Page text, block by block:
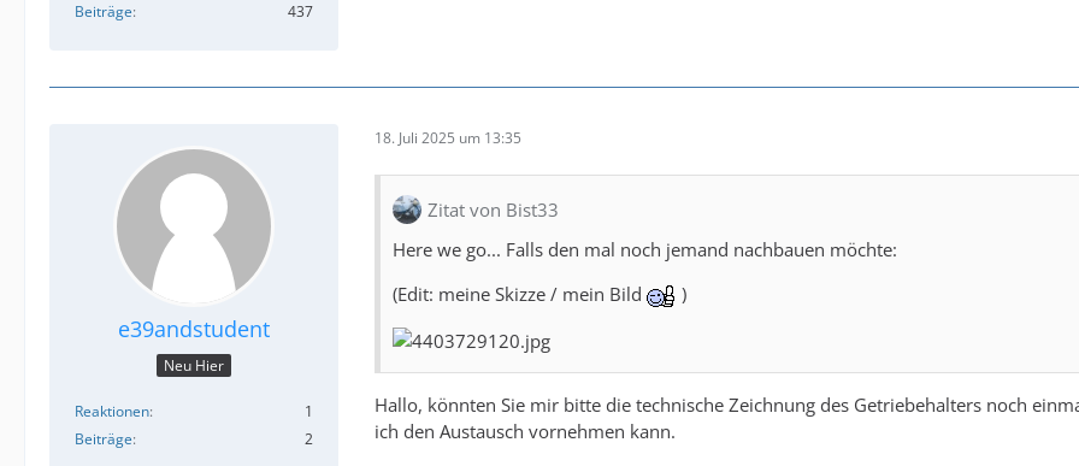
Beiträge
437
e39andstudent
Neu Hier
Reaktionen
1
Beiträge
2
18. Juli 2025 um 13:35
Zitat von Bist33
Here we go... Falls den mal noch jemand nachbauen möchte:
(Edit: meine Skizze / mein Bild
)
Hallo, könnten Sie mir bitte die technische Zeichnung des Getriebehalters noch
ich den Austausch vornehmen kann.